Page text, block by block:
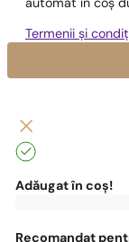
automat în coș
Termenii și
Adăugat în coș!
Recomandat